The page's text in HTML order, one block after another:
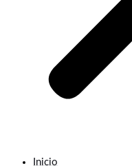
Inicio